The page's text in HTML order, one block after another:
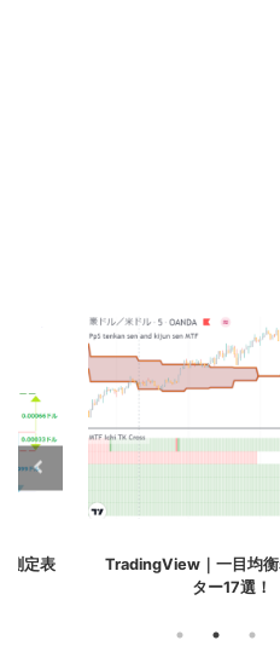
ジケー
【天然ガス相場】6つの
関